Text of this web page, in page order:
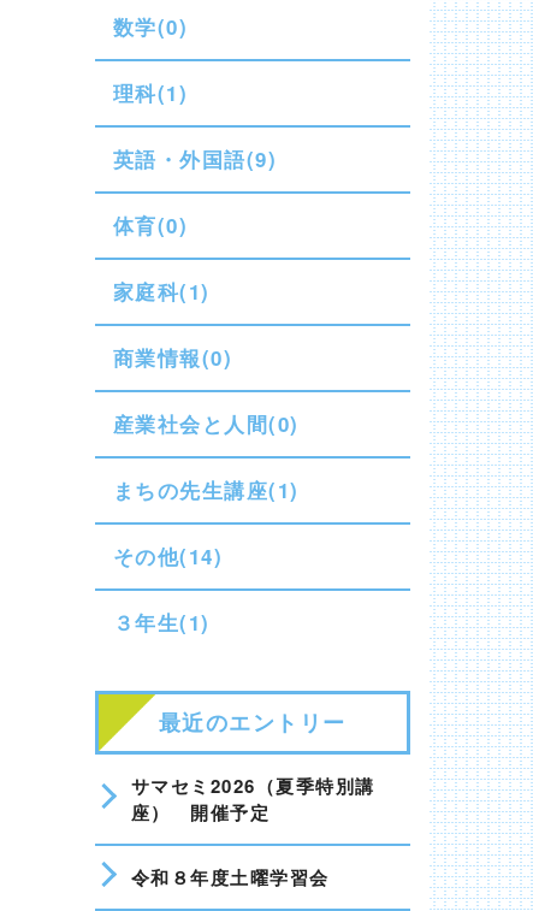
数学(0)
理科(1)
英語・外国語(9)
体育(0)
家庭科(1)
商業情報(0)
産業社会と人間(0)
まちの先生講座(1)
その他(14)
３年生(1)
最近のエントリー
サマセミ2026（夏季特別講
座） 開催予定
令和８年度土曜学習会